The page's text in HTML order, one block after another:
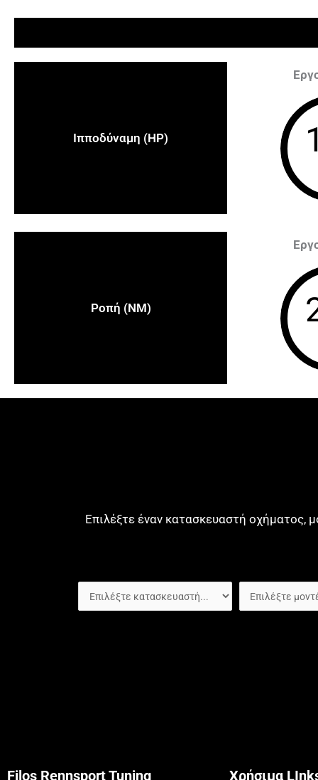
Ιπποδύναμη (HP)
Ροπή (NM)
Επιλέξτε έναν κατασκευαστή οχήματος,
Filos Rennsport Tuning Χρήσιμα